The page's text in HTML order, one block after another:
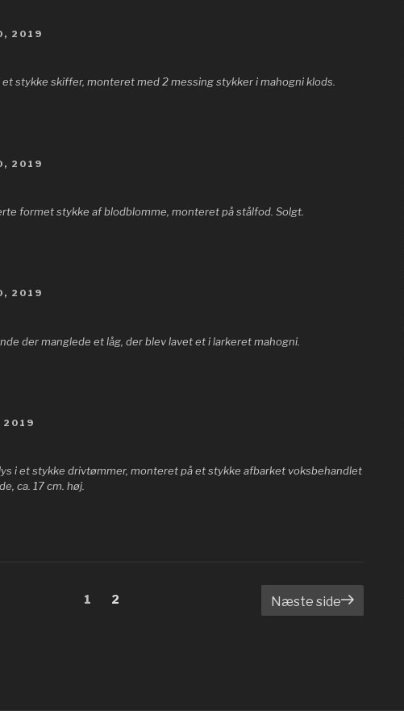
2019
et stykke skiffer, monteret med 2 messing stykker i mahogni klods.
2019
formet stykke af blodblomme, monteret på stålfod. Solgt.
2019
der manglede et låg, der blev lavet et i larkeret mahogni.
2019
i et stykke drivtømmer, monteret på et stykke afbarket voksbehandlet
ca. 17 cm. høj.
Side
1 Side
2 Næste side